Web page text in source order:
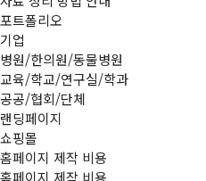
포트폴리오
기업
병원/한의원/동물병원
교육/학교/연구실/학과
공공/협회/단체
랜딩페이지
쇼핑몰
홈페이지 제작 비용
홈페이지 제작 비용